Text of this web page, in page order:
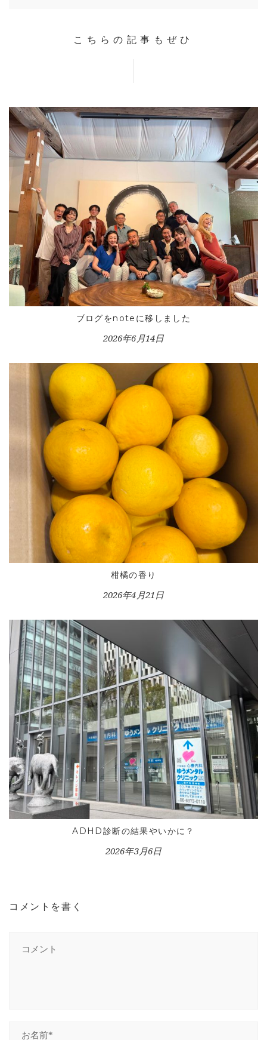
HOME
VOICE GALLERY
WORKS
BLOG
LESSON
CONTACT
こちらの記事もぜひ
ブログをnoteに移しました
2026年6月14日
柑橘の香り
2026年4月21日
ADHD診断の結果やいかに？
2026年3月6日
コメントを書く